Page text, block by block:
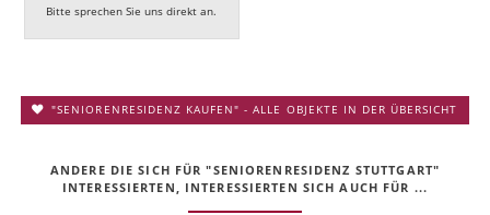
Bitte sprechen Sie uns direkt an.
"SENIORENRESIDENZ KAUFEN" - ALLE OBJEKTE IN DER ÜBERSICHT
ANDERE DIE SICH FÜR "SENIORENRESIDENZ STUTTGART"
INTERESSIERTEN, INTERESSIERTEN SICH AUCH FÜR ...